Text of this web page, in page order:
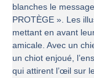
blanches le
PROTÈGE ». Les
mettant en avant
amicale. Avec un
un chiot enjoué,
qui attirent l’œil sur